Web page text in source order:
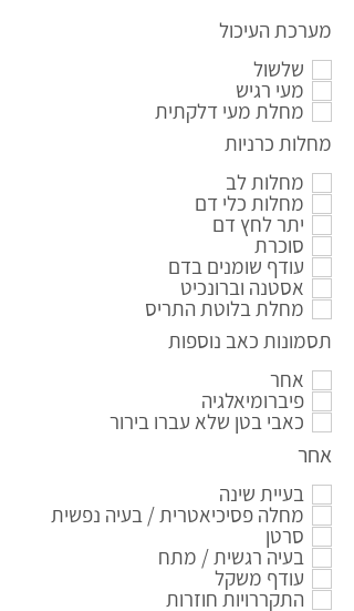
מערכת העיכול
שלשול
מעי רגיש
מחלת מעי דלקתית
מחלות כרניות
מחלות לב
מחלות כלי דם
יתר לחץ דם
סוכרת
עודף שומנים בדם
אסטנה וברונכיט
מחלת בלוטת התריס
תסמונות כאב נוספות
אחר
פיברומיאלגיה
כאבי בטן שלא עברו בירור
אחר
בעיית שינה
מחלה פסיכיאטרית / בעיה נפשית
סרטן
בעיה רגשית / מתח
עודף משקל
התקררויות חוזרות